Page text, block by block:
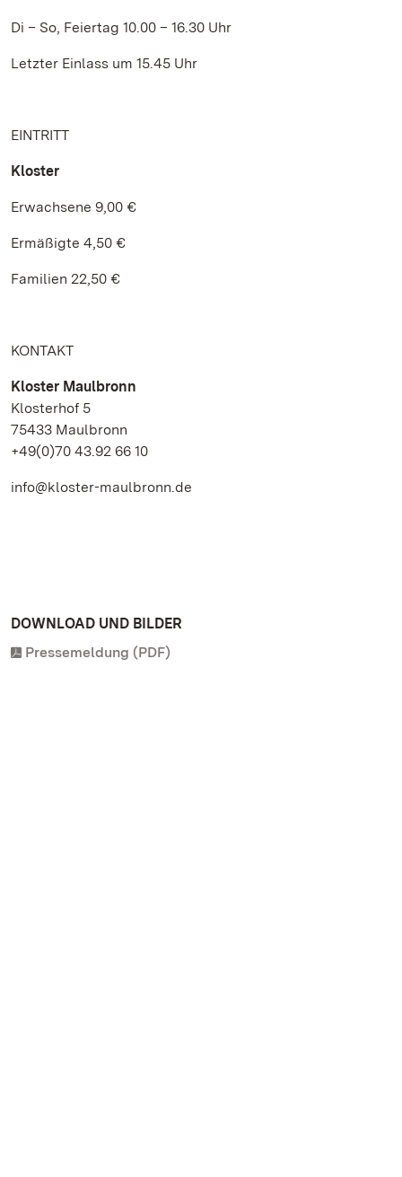
Di – So, Feiertag 10.00 – 16.30 Uhr
Letzter Einlass um 15.45 Uhr
EINTRITT
Kloster
Erwachsene 9,00 €
Ermäßigte 4,50 €
Familien 22,50 €
KONTAKT
Kloster Maulbronn
Klosterhof 5
75433 Maulbronn
+49(0)70 43.92 66 10
info@kloster-maulbronn.de
DOWNLOAD UND BILDER
Pressemeldung (PDF)